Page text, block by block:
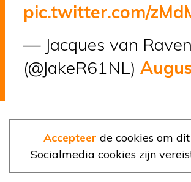
pic.twitter.com/
— Jacques van
(@JakeR61NL)
Accepteer de cookies om
Socialmedia cookies zijn